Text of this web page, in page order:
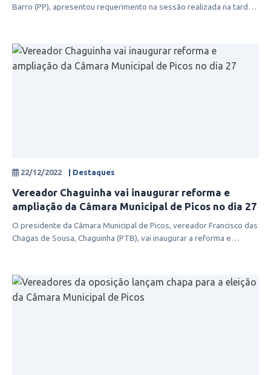
Barro (PP), apresentou requerimento na sessão realizada na tarde
22/12/2022 | Destaques
Vereador Chaguinha vai inaugurar reforma e
ampliação da Câmara Municipal de Picos no dia 27
O presidente da Câmara Municipal de Picos, vereador Francisco das
Chagas de Sousa, Chaguinha (PTB), vai inaugurar a reforma e